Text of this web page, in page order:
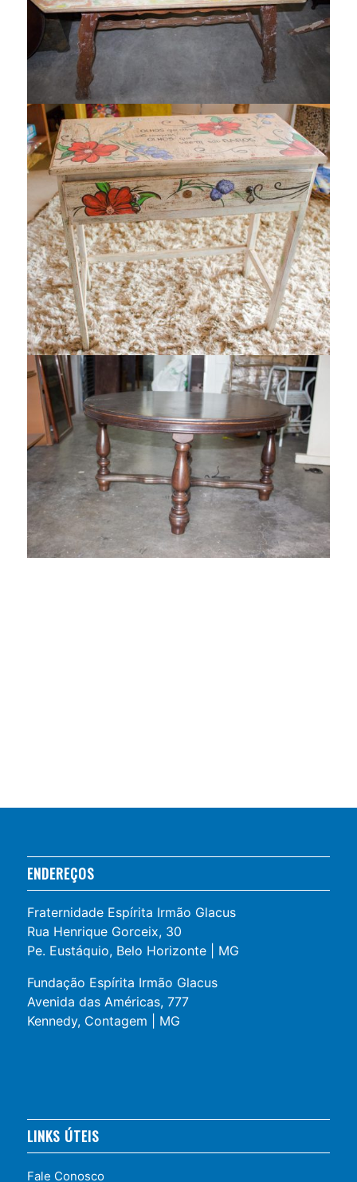
ENDEREÇOS
Fraternidade Espírita Irmão Glacus
Rua Henrique Gorceix, 30
Pe. Eustáquio, Belo Horizonte | MG
Fundação Espírita Irmão Glacus
Avenida das Américas, 777
Kennedy, Contagem | MG
LINKS ÚTEIS
Fale Conosco